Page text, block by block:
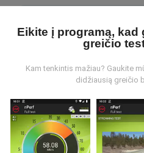
Iš kur gaunami
programos vartotojai. Tai
sąlygomis, tiesiogiai lauke.
tereikia atsisiųsti „nPerf“
telefoną. Kuo daugiau
Eikite į programą, kad
greičio
Kam tenkintis mažiau? Gaukite
didžiausią greičio